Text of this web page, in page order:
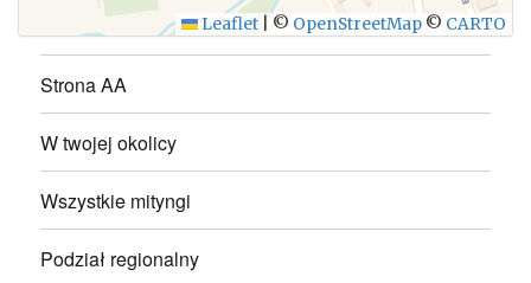
Leaflet © OpenStreetMap © CARTO
Strona AA
W twojej okolicy
Wszystkie mityngi
Podział regionalny